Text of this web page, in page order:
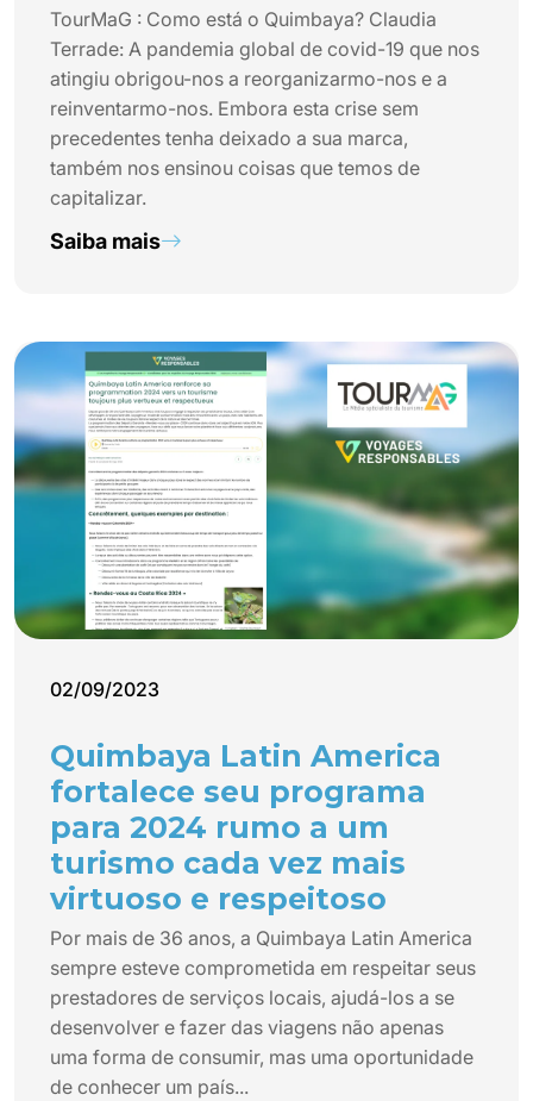
TourMaG : Como está o Quimbaya? Claudia
Terrade: A pandemia global de covid-19 que nos
atingiu obrigou-nos a reorganizarmo-nos e a
reinventarmo-nos. Embora esta crise sem
precedentes tenha deixado a sua marca,
também nos ensinou coisas que temos de
capitalizar.
Saiba mais
02/09/2023
Quimbaya Latin America
fortalece seu programa
para 2024 rumo a um
turismo cada vez mais
virtuoso e respeitoso
Por mais de 36 anos, a Quimbaya Latin America
sempre esteve comprometida em respeitar seus
prestadores de serviços locais, ajudá-los a se
desenvolver e fazer das viagens não apenas
uma forma de consumir, mas uma oportunidade
de conhecer um país...